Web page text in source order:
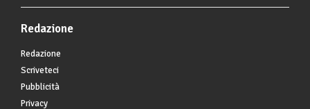
Redazione
Redazione
Scriveteci
Pubblicità
Privacy